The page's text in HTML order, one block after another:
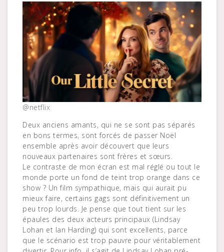
@netflix
Deux anciens amants, qui ne se sont pas séparés
en bons termes, sont forcés de passer Noël
ensemble après avoir découvert que leurs
nouveaux partenaires sont frères et sœurs.
Le contraste de mon écran est mal réglé ou tout le
monde porte un fond de teint trop orange dans ce
show ? Un film sympathique, mais qui aurait pu
mieux faire, certains gags sont définitivement un
peu trop lourds. Je pense que tout tient sur les
épaules des deux acteurs principaux (Lindsay
Lohan et Ian Harding) qui sont excellents, parce
que le scénario est trop pauvre pour véritablement